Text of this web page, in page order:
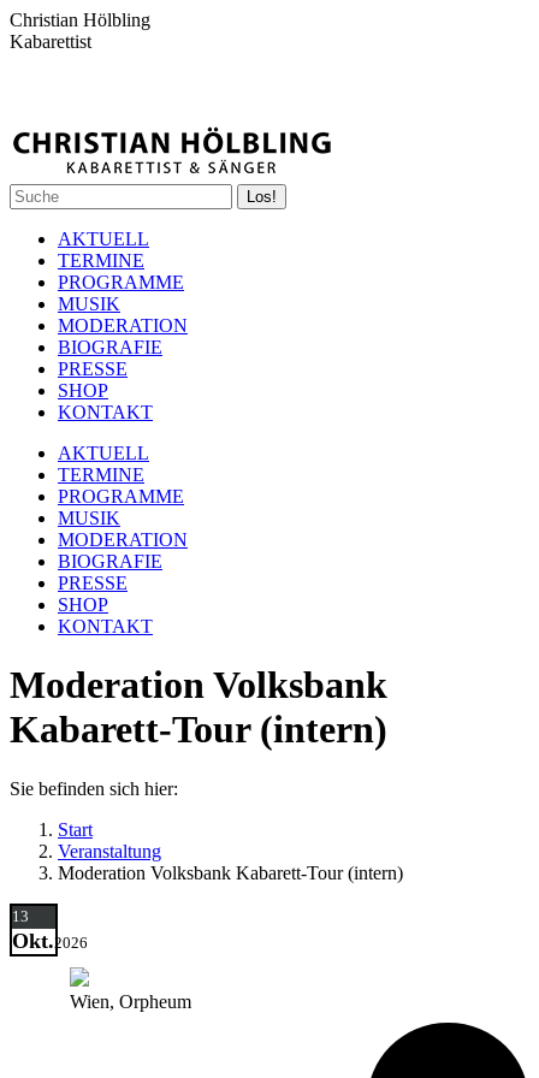
Zum
Inhalt
Christian Hölbling
Kabarettist
Spotify
page
opens
new
window
Facebook
page
opens
new
window
YouTube
page
opens
new
window
Instagram
page
opens
new
window
Search:
AKTUELL
TERMINE
PROGRAMME
MUSIK
MODERATION
BIOGRAFIE
PRESSE
SHOP
KONTAKT
AKTUELL
TERMINE
PROGRAMME
MUSIK
MODERATION
BIOGRAFIE
PRESSE
SHOP
KONTAKT
Moderation Volksbank
Kabarett-Tour (intern)
Sie befinden sich hier:
Start
Veranstaltung
Moderation Volksbank Kabarett-Tour (intern)
13
Okt.2026
Wien, Orpheum